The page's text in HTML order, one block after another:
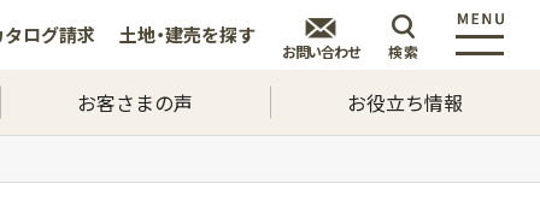
タログ請求 土地・建売を探す
お問い合わせ 検索
お客さまの声 お役立ち情報